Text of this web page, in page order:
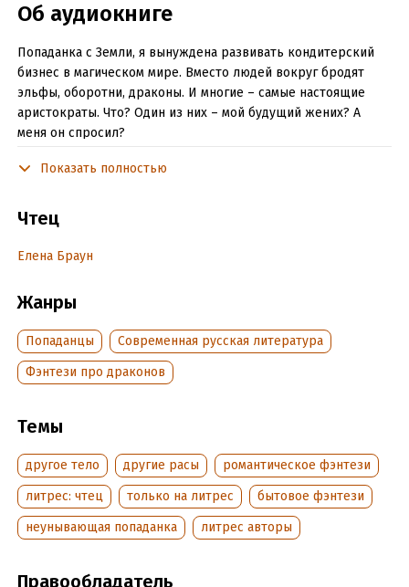
Об аудиокниге
Попаданка с Земли, я вынуждена развивать кондитерский
бизнес в магическом мире. Вместо людей вокруг бродят
эльфы, оборотни, драконы. И многие – самые настоящие
аристократы. Что? Один из них – мой будущий жених? А
меня он спросил?
Дата написания:
Дата поступления:
Показать полностью
Чтец
Елена Браун
Жанры
Попаданцы
Современная русская литература
Фэнтези про драконов
Темы
другое тело другие расы
романтическое фэнтези
литрес: чтец
только на литрес
бытовое фэнтези
неунывающая попаданка
литрес авторы
Правообладатель